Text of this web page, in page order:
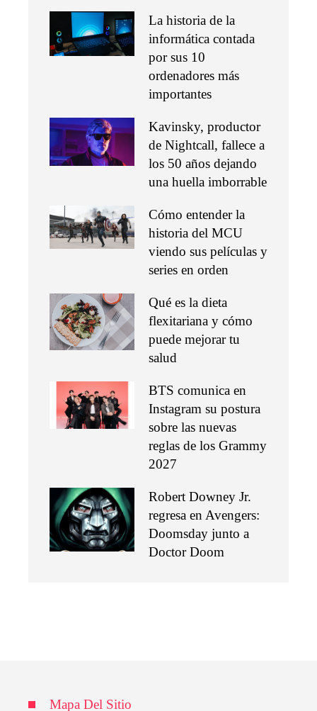
La historia de la
informática contada
por sus 10
ordenadores más
importantes
Kavinsky, productor
de Nightcall, fallece a
los 50 años dejando
una huella imborrable
Cómo entender la
historia del MCU
viendo sus películas y
series en orden
Qué es la dieta
flexitariana y cómo
puede mejorar tu
salud
BTS comunica en
Instagram su postura
sobre las nuevas
reglas de los Grammy
2027
Robert Downey Jr.
regresa en Avengers:
Doomsday junto a
Doctor Doom
Mapa Del Sitio